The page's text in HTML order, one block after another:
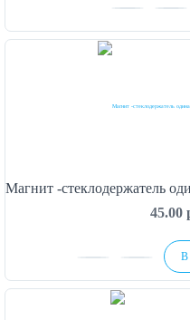
Магнит -стеклодержатель
45.00
В